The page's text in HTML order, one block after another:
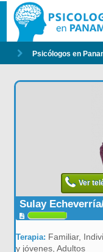
Psicólogos en
Ver
Sulay
Terapia: Familiar,
y jóvenes, Adultos